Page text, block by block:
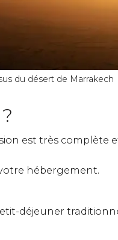
du désert de Marrakech
est très complète
hébergement.
déjeuner